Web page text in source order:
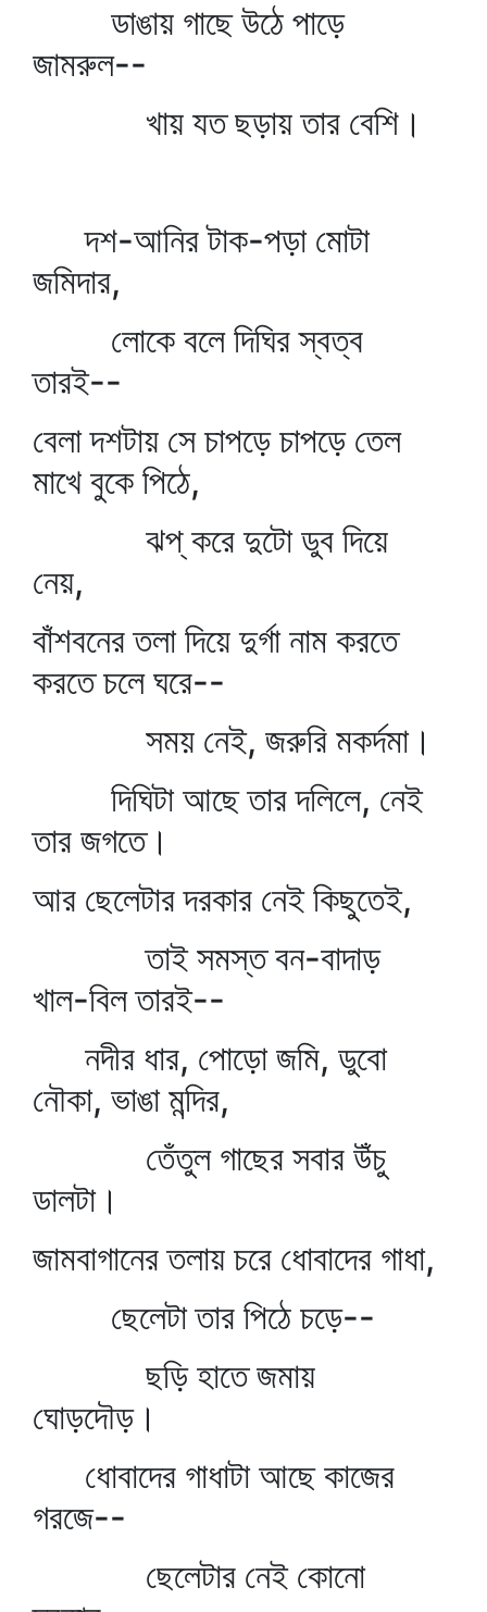
ডাঙায় গাছে উঠে পাড়ে
জামরুল--
খায় যত ছড়ায় তার বেশি।
দশ-আনির টাক-পড়া মোটা
জমিদার,
লোকে বলে দিঘির স্বত্ব
তারই--
বেলা দশটায় সে চাপড়ে চাপড়ে তেল
মাখে বুকে পিঠে,
ঝপ্‌ করে দুটো ডুব দিয়ে
নেয়,
বাঁশবনের তলা দিয়ে দুর্গা নাম করতে
করতে চলে ঘরে--
সময় নেই, জরুরি মকর্দমা।
দিঘিটা আছে তার দলিলে, নেই
তার জগতে।
আর ছেলেটার দরকার নেই কিছুতেই,
তাই সমস্ত বন-বাদাড়
খাল-বিল তারই--
নদীর ধার, পোড়ো জমি, ডুবো
নৌকা, ভাঙা মন্দির,
তেঁতুল গাছের সবার উঁচু
ডালটা।
জামবাগানের তলায় চরে ধোবাদের গাধা,
ছেলেটা তার পিঠে চড়ে--
ছড়ি হাতে জমায়
ঘোড়দৌড়।
ধোবাদের গাধাটা আছে কাজের
গরজে--
ছেলেটার নেই কোনো